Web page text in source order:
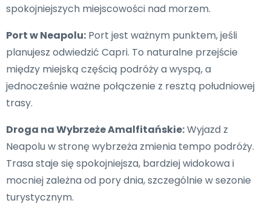
spokojniejszych miejscowości nad morzem.
Port w Neapolu: Port jest ważnym punktem, jeśli
planujesz odwiedzić Capri. To naturalne przejście
między miejską częścią podróży a wyspą, a
jednocześnie ważne połączenie z resztą południowej
trasy.
Droga na Wybrzeże Amalfitańskie:Wyjazd z
Neapolu w stronę wybrzeża zmienia tempo podróży.
Trasa staje się spokojniejsza, bardziej widokowa i
mocniej zależna od pory dnia, szczególnie w sezonie
turystycznym.